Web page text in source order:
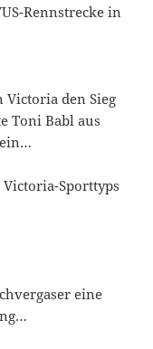
Rennstrecke in
den Sieg
Toni Babl aus
Sporttyps
eine